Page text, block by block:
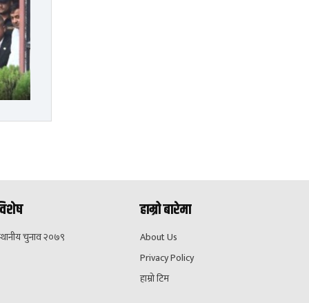
चुनाव २०७९
हाम्रो बारेमा
About Us
Privacy Policy
हाम्रो टिम